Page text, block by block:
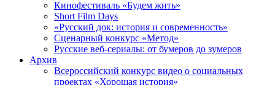
Кинофестиваль «Будем жить»
Short Film Days
«Русский док: история и современность»
Сценарный конкурс «Метод»
Русские веб-сериалы: от бумеров до зумеров
Архив
Всероссийский конкурс видео о социальных
проектах «Хорошая история»